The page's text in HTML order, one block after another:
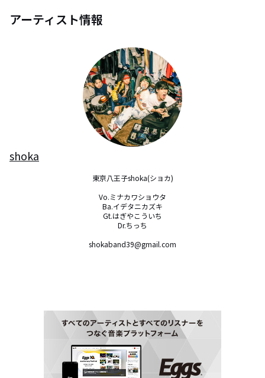
アーティスト情報
shoka
東京八王子shoka(ショカ)
Vo.ミナカワショウタ
Ba.イデタニカズキ
Gt.はぎやこういち
Dr.ちっち
shokaband39@gmail.com